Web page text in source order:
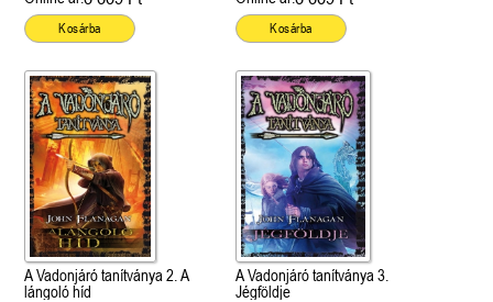
Kosárba Kosárba
A Vadonjáró tanítványa 2. A
lángoló híd
A Vadonjáró tanítványa 3.
Jégföldje